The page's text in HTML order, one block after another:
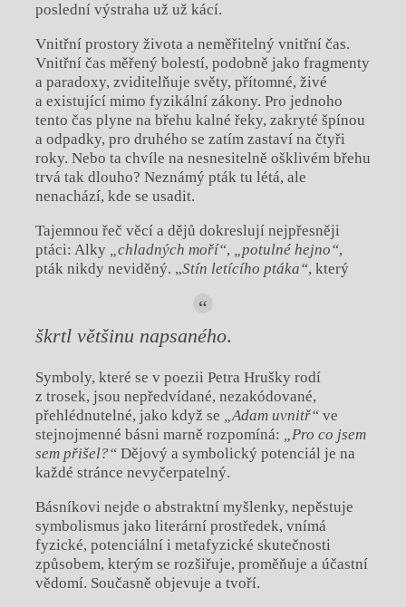
poslední výstraha už už kácí.
Vnitřní prostory života a neměřitelný vnitřní čas.
Vnitřní čas měřený bolestí, podobně jako fragmenty
a paradoxy, zviditelňuje světy, přítomné, živé
a existující mimo fyzikální zákony. Pro jednoho
tento čas plyne na břehu kalné řeky, zakryté špínou
a odpadky, pro druhého se zatím zastaví na čtyři
roky. Nebo ta chvíle na nesnesitelně ošklivém břehu
trvá tak dlouho? Neznámý pták tu létá, ale
nenachází, kde se usadit.
Tajemnou řeč věcí a dějů dokreslují nejpřesněji
ptáci: Alky „chladných moří“, „potulné hejno“,
pták nikdy neviděný. „Stín letícího ptáka“, který
škrtl většinu napsaného.
Symboly, které se v poezii Petra Hrušky rodí
z trosek, jsou nepředvídané, nezakódované,
přehlédnutelné, jako když se „Adam uvnitř“ ve
stejnojmenné básni marně rozpomíná: „Pro co jsem
sem přišel?“Dějový a symbolický potenciál je na
každé stránce nevyčerpatelný.
Básníkovi nejde o abstraktní myšlenky, nepěstuje
symbolismus jako literární prostředek, vnímá
fyzické, potenciální i metafyzické skutečnosti
způsobem, kterým se rozšiřuje, proměňuje a účastní
vědomí. Současně objevuje a tvoří.